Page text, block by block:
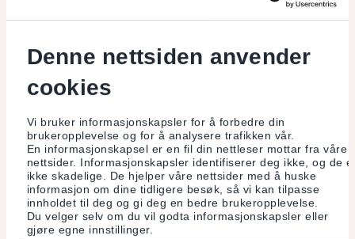
Denne nettsiden anvender
cookies
Vi bruker informasjonskapsler for å forbedre din
brukeropplevelse og for å analysere trafikken vår.
En informasjonskapsel er en fil din nettleser mottar fra våre
nettsider. Informasjonskapsler identifiserer deg ikke, og de
ikke skadelige. De hjelper våre nettsider med å huske
informasjon om dine tidligere besøk, så vi kan tilpasse
innholdet til deg og gi deg en bedre brukeropplevelse.
Du velger selv om du vil godta informasjonskapsler eller
gjøre egne innstillinger.
Problemer med å logge inn i nettbanken med F-Secure
Nettbank - Feil ved sending av Telepay-filer
Nettbank - Utenlandsbetaling - får ikke godkjent betaling
Nettbank - Utenlandsbetaling - Æ, Ø og Å og Ikke alle
spesialtegn godkjennes ikke ved betaling til utlandet
Nettbank - Utenlandsbetaling - Feltene "Betalingskode"
og "Beløpet gjelder" skal kun fylles ut for beløp over 100
000 NOK.
Kort - Vipps og netthandel